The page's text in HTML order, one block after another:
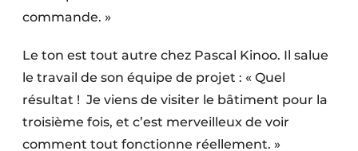
commande. »
Le ton est tout autre chez Pascal Kinoo. Il salue
le travail de son équipe de projet : « Quel
résultat ! Je viens de visiter le bâtiment pour la
troisième fois, et c’est merveilleux de voir
comment tout fonctionne réellement. »